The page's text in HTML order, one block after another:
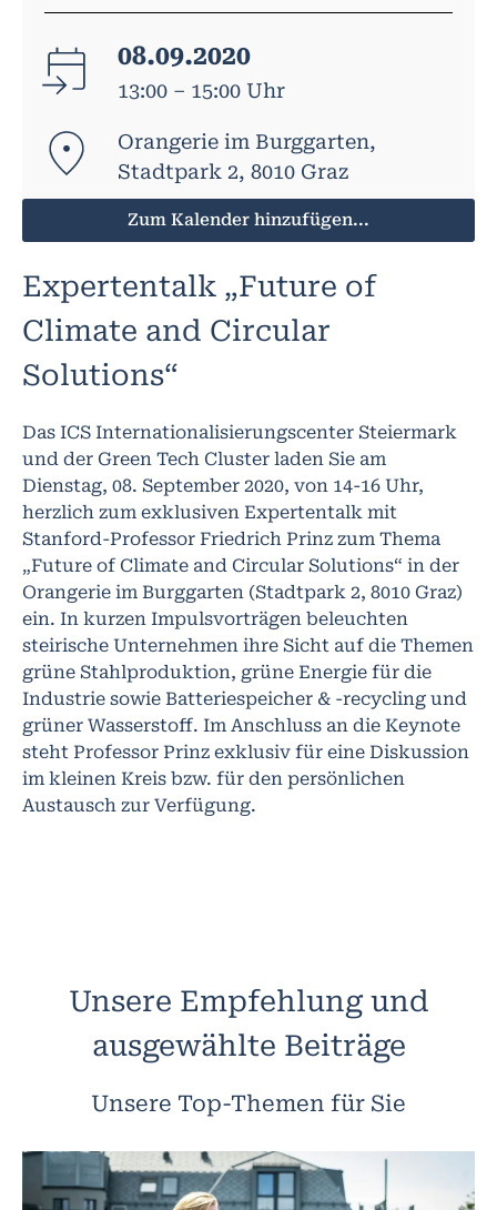
08.09.2020
13:00 – 15:00 Uhr
Orangerie im Burggarten,
Stadtpark 2, 8010 Graz
Zum Kalender hinzufügen...
Expertentalk „Future of
Climate and Circular
Solutions“
Das ICS Internationalisierungscenter Steiermark
und der Green Tech Cluster laden Sie am
Dienstag, 08. September 2020, von 14-16 Uhr,
herzlich zum exklusiven Expertentalk mit
Stanford-Professor Friedrich Prinz zum Thema
„Future of Climate and Circular Solutions“ in der
Orangerie im Burggarten (Stadtpark 2, 8010 Graz)
ein. In kurzen Impulsvorträgen beleuchten
steirische Unternehmen ihre Sicht auf die Themen
grüne Stahlproduktion, grüne Energie für die
Industrie sowie Batteriespeicher & -recycling und
grüner Wasserstoff. Im Anschluss an die Keynote
steht Professor Prinz exklusiv für eine Diskussion
im kleinen Kreis bzw. für den persönlichen
Austausch zur Verfügung.
Unsere Empfehlung und
ausgewählte Beiträge
Unsere Top-Themen für Sie